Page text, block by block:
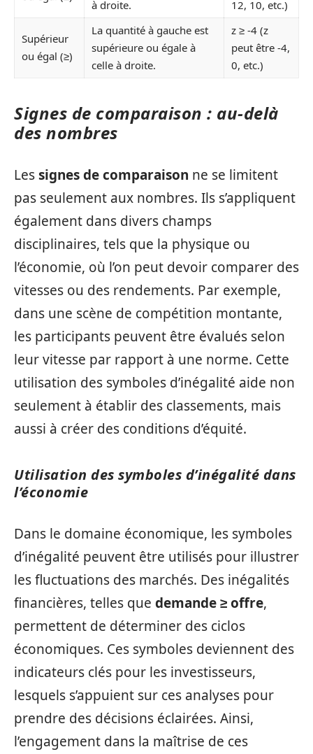
à droite.
12, 10, etc.)
Supérieur
ou égal (≥)
La quantité à gauche est
supérieure ou égale à
celle à droite.
z ≥ -4 (z
peut être -4,
0, etc.)
Signes de comparaison : au-delà
des nombres
Lessignes de comparaison ne se limitent
pas seulement aux nombres. Ils s’appliquent
également dans divers champs
disciplinaires, tels que la physique ou
l’économie, où l’on peut devoir comparer des
vitesses ou des rendements. Par exemple,
dans une scène de compétition montante,
les participants peuvent être évalués selon
leur vitesse par rapport à une norme. Cette
utilisation des symboles d’inégalité aide non
seulement à établir des classements, mais
aussi à créer des conditions d’équité.
Utilisation des symboles d’inégalité dans
l’économie
Dans le domaine économique, les symboles
d’inégalité peuvent être utilisés pour illustrer
les fluctuations des marchés. Des inégalités
financières, telles que demande ≥ offre,
permettent de déterminer des ciclos
économiques. Ces symboles deviennent des
indicateurs clés pour les investisseurs,
lesquels s’appuient sur ces analyses pour
prendre des décisions éclairées. Ainsi,
l’engagement dans la maîtrise de ces